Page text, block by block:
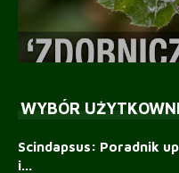
WYBÓR
Scindapsus: Poradnik
i...